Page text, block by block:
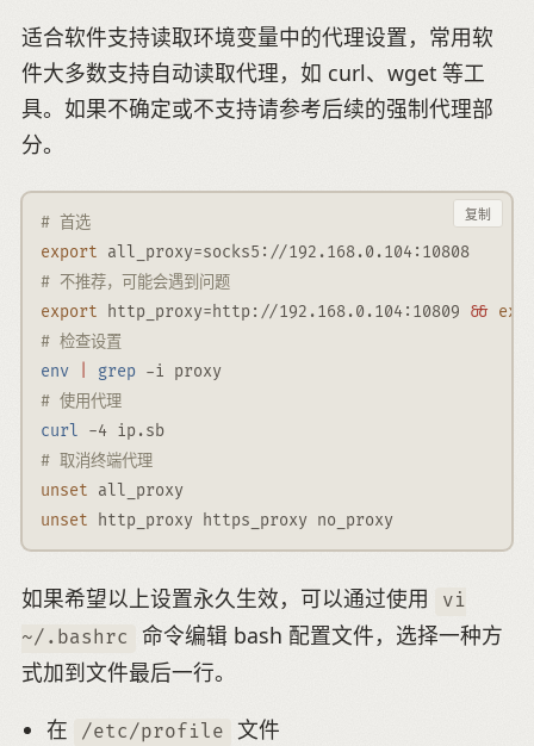
适合软件支持读取环境变量中的代理设置，常用软
件大多数支持自动读取代理，如 curl、wget 等工
具。如果不确定或不支持请参考后续的强制代理部
分。
# 首选
export
all_proxy=socks5://192.168.0.104:10808
# 不推荐，可能会遇到问题
export
http_proxy=http://192.168.0.104:10809 &&
# 检查设置
env
grep -i proxy
# 使用代理
curl
-4 ip.sb
# 取消终端代理
unset
all_proxy
unset
http_proxy https_proxy no_proxy
复制
如果希望以上设置永久生效，可以通过使用
vi
~/.bashrc
命令编辑 bash 配置文件，选择一种方
式加到文件最后一行。
在
/etc/profile
文件